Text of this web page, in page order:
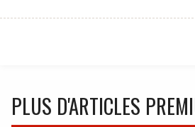
PLUS D'ARTICLES